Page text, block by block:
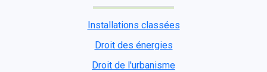
Installations classées
Droit des énergies
Droit de l'urbanisme